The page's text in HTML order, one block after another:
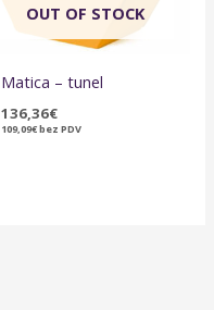
OUT OF STOCK
Matica – tunel
136,36€
109,09€bez PDV